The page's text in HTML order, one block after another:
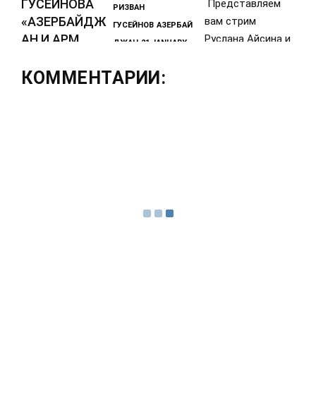
ГУСЕЙНОВА
«АЗЕРБАЙДЖ
АН И АРМ...
ГУСЕЙНОВ
АЗЕРБАЙ
РИЗВАН
ГУСЕЙНОВ АЗЕРБАЙ
ДЖАН 21 JANUARY
https://diasporne
Представляем
вам стрим
Руслана Айсина и
КОММЕНТАРИИ: